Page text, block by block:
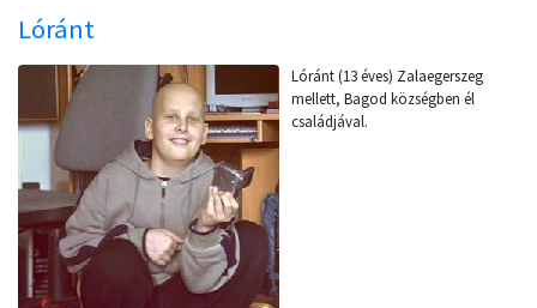
Lóránt
Lóránt (13 éves) Zalaegerszeg
mellett, Bagod községben él
családjával.